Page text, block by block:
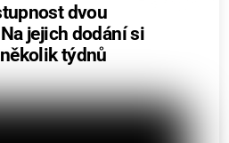
dvou
jejich dodání si
týdnů